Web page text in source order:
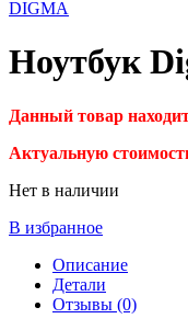
DIGMA
Ноутбук
Данный товар
Актуальную
Нет в наличии
В избранное
Описание
Детали
Отзывы (0)